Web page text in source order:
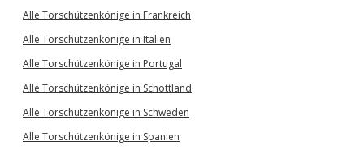
Alle Torschützenkönige in Frankreich
Alle Torschützenkönige in Italien
Alle Torschützenkönige in Portugal
Alle Torschützenkönige in Schottland
Alle Torschützenkönige in Schweden
Alle Torschützenkönige in Spanien